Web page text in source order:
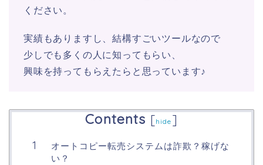
ください。
実績もありますし、結構すごいツールなので
少しでも多くの人に知ってもらい、
興味を持ってもらえたらと思っています♪
Contents [hide ]
オートコピー転売システムは詐欺？稼げな
い？